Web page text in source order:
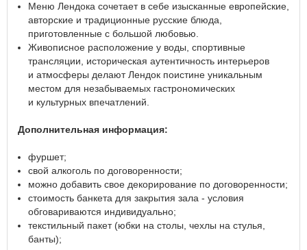
Меню Лендока сочетает в себе изысканные европейские,
авторские и традиционные русские блюда,
приготовленные с большой любовью.
Живописное расположение у воды, спортивные
трансляции, историческая аутентичность интерьеров
и атмосферы делают Лендок поистине уникальным
местом для незабываемых гастрономических
и культурных впечатлений.
Дополнительная информация:
фуршет;
свой алкоголь по договоренности;
можно добавить свое декорирование по договоренности;
стоимость банкета для закрытия зала - условия
обговариваются индивидуально;
текстильный пакет (юбки на столы, чехлы на стулья,
банты);